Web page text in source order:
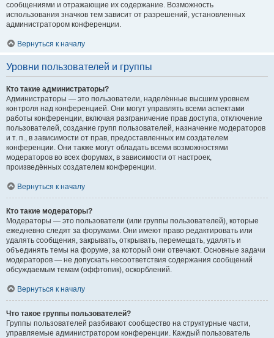
сообщениями и отражающие их содержание. Возможность
использования значков тем зависит от разрешений, установленных
администратором конференции.
Вернуться к началу
Уровни пользователей и группы
Кто такие администраторы?
Администраторы — это пользователи, наделённые высшим уровнем
контроля над конференцией. Они могут управлять всеми аспектами
работы конференции, включая разграничение прав доступа, отключение
пользователей, создание групп пользователей, назначение модераторов
и т. п., в зависимости от прав, предоставленных им создателем
конференции. Они также могут обладать всеми возможностями
модераторов во всех форумах, в зависимости от настроек,
произведённых создателем конференции.
Вернуться к началу
Кто такие модераторы?
Модераторы — это пользователи (или группы пользователей), которые
ежедневно следят за форумами. Они имеют право редактировать или
удалять сообщения, закрывать, открывать, перемещать, удалять и
объединять темы на форуме, за который они отвечают. Основные задачи
модераторов — не допускать несоответствия содержания сообщений
обсуждаемым темам (оффтопик), оскорблений.
Вернуться к началу
Что такое группы пользователей?
Группы пользователей разбивают сообщество на структурные части,
управляемые администратором конференции. Каждый пользователь